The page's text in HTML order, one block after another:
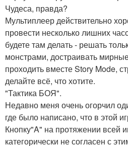
Чудеса, правда?
Мультиплеер действительно
провести несколько лишних
будете там делать - решать
монстрами, достраивать
проходить вместе Story Mode,
делайте всё, что хотите.
"Тактика БОЯ".
Недавно меня очень огорчил
где было написано, что в этой
Кнопку"A" на протяжении всей
категорически не согласен с